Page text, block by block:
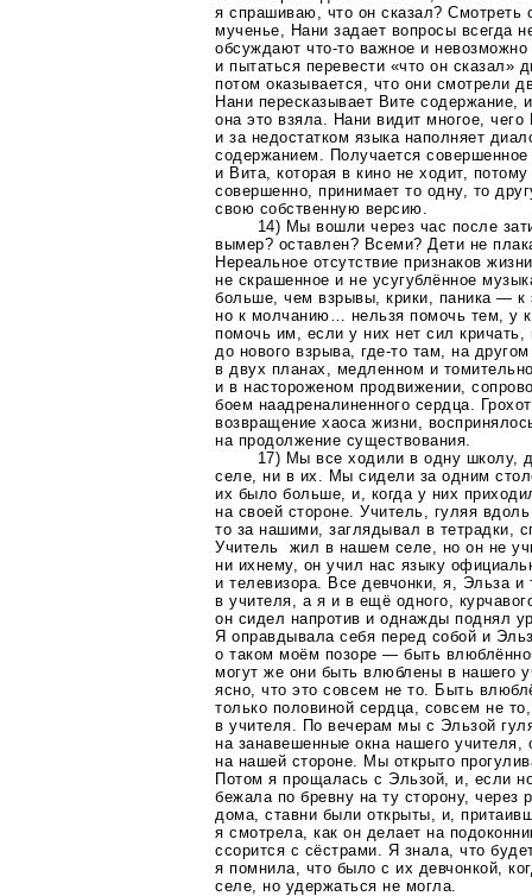
я спрашиваю, что он сказал? Смотреть
мученье, Нани задает вопросы всегда
обсуждаютчто-то важное и
и пытаться перевести «что он сказал»
потом оказывается, что они смотрели
Нани пересказывает Вите содержание,
она это взяла. Нани видит многое, чего
и за недостатком языка наполняет
содержанием. Получается
и Вита, которая в кино не ходит,
совершенно, принимает то одну, то
свою собственную версию.
14) Мы вошли через час после
вымер? оставлен? Всеми? Дети не
Нереальное отсутствие признаков
не скрашенное и не усугублённое
больше, чем взрывы, крики, паника —
но к молчанию… нельзя помочь тем, у
помочь им, если у них нет сил кричать,
до нового взрыва,где-то там, на
в двух планах, медленном и
и в настороженом продвижении,
боем наадреналиненного сердца.
возвращение хаоса жизни,
на продолжение существования.
17) Мы все ходили в одну школу,
селе, ни в их. Мы сидели за одним
их было больше, и, когда у них
на своей стороне. Учитель, гуляя
то за нашими, заглядывал в тетрадки,
Учитель жил в нашем селе, но он не
ни ихнему, он учил нас языку
и телевизора. Все девчонки, я, Эльза
в учителя, а я и в ещё одного,
он сидел напротив и однажды поднял
Я оправдывала себя перед собой и
о таком моём позоре — быть
могут же они быть влюблены в нашего
ясно, что это совсем не то. Быть
только половиной сердца, совсем не
в учителя. По вечерам мы с Эльзой
на занавешенные окна нашего
на нашей стороне. Мы открыто
Потом я прощалась с Эльзой, и, если
бежала по бревну на ту сторону,
дома, ставни были открыты, и,
я смотрела, как он делает на
ссорится с сёстрами. Я знала, что
я помнила, что было с их девчонкой,
селе, но удержаться не могла.